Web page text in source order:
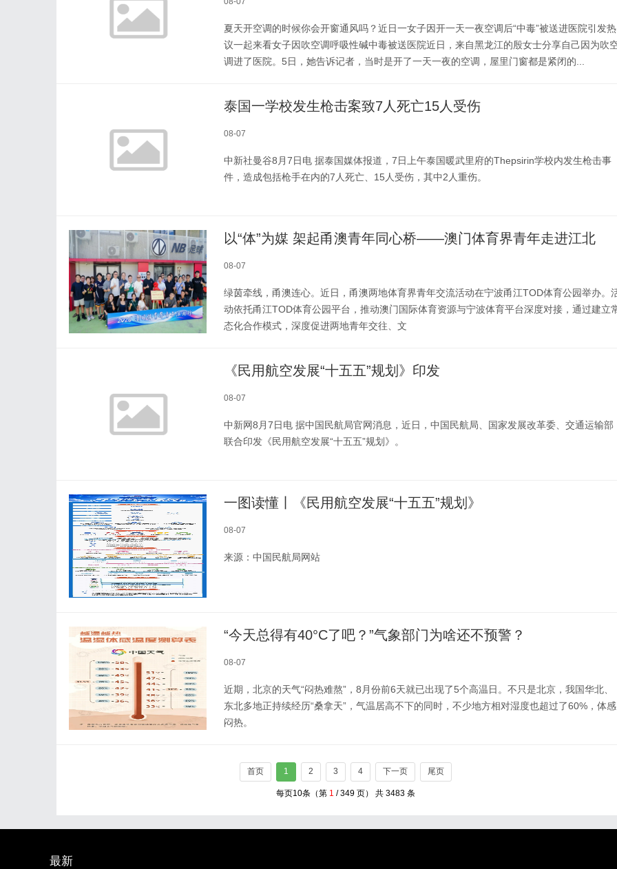
夏天开空调的时候你会开窗通风吗？近日一女子因开一天一夜空调后“中毒”被送进医院引发热
议一起来看女子因吹空调呼吸性碱中毒被送医院近日，来自黑龙江的殷女士分享自己因为吹
调进了医院。5日，她告诉记者，当时是开了一天一夜的空调，屋里门窗都是紧闭的...
泰国一学校发生枪击案致7人死亡15人受伤
08-07
中新社曼谷8月7日电 据泰国媒体报道，7日上午泰国暖武里府的Thepsirin学校内发生枪击事
件，造成包括枪手在内的7人死亡、15人受伤，其中2人重伤。
以“体”为媒 架起甬澳青年同心桥——澳门体育界青年走进江北
08-07
绿茵牵线，甬澳连心。近日，甬澳两地体育界青年交流活动在宁波甬江TOD体育公园举办。
动依托甬江TOD体育公园平台，推动澳门国际体育资源与宁波体育平台深度对接，通过建立
态化合作模式，深度促进两地青年交往、文
《民用航空发展“十五五”规划》印发
08-07
中新网8月7日电 据中国民航局官网消息，近日，中国民航局、国家发展改革委、交通运输部
联合印发《民用航空发展“十五五”规划》。
一图读懂丨《民用航空发展“十五五”规划》
08-07
来源：中国民航局网站
“今天总得有40°C了吧？”气象部门为啥还不预警？
08-07
近期，北京的天气“闷热难熬”，8月份前6天就已出现了5个高温日。不只是北京，我国华北、
东北多地正持续经历“桑拿天”，气温居高不下的同时，不少地方相对湿度也超过了60%，体感
闷热。
首页 1 2 3 4 下一页 尾页
每页10条（第 1 / 349 页） 共 3483 条
最新